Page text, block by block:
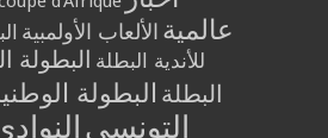
عالمية الألعاب الأولمبية
للأندية البطلة البطولة
البطلة البطولة
التونسي